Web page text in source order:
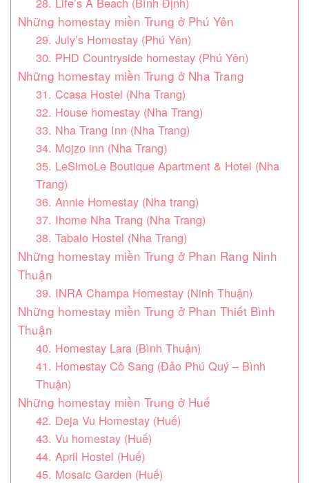
Những homestay miền Trung ở Phú Yên
29. July’s Homestay (Phú Yên)
30. PHD Countryside homestay (Phú Yên)
Những homestay miền Trung ở Nha Trang
31. Ccasa Hostel (Nha Trang)
32. House homestay (Nha Trang)
33. Nha Trang Inn (Nha Trang)
34. Mojzo inn (Nha Trang)
35. LeSimoLe Boutique Apartment & Hotel (Nha
Trang)
36. Annie Homestay (Nha trang)
37. Ihome Nha Trang (Nha Trang)
38. Tabalo Hostel (Nha Trang)
Những homestay miền Trung ở Phan Rang Ninh
Thuận
39. INRA Champa Homestay (Ninh Thuận)
Những homestay miền Trung ở Phan Thiết Bình
Thuận
40. Homestay Lara (Bình Thuận)
41. Homestay Cô Sang (Đảo Phú Quý – Bình
Thuận)
Những homestay miền Trung ở Huế
42. Deja Vu Homestay (Huế)
43. Vu homestay (Huế)
44. April Hostel (Huế)
45. Mosaic Garden (Huế)